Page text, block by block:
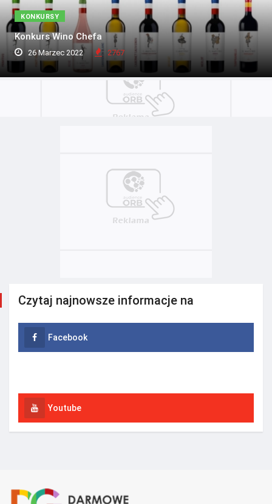
KONKURSY
Konkurs Wino Chefa
26 Marzec 2022 2767
Czytaj najnowsze informacje na
Facebook
Youtube